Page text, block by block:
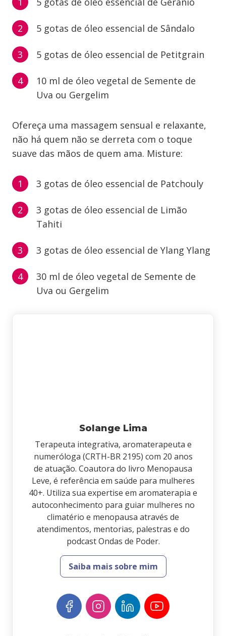
5 gotas de óleo essencial de Sândalo
5 gotas de óleo essencial de Petitgrain
10 ml de óleo vegetal de Semente de
Uva ou Gergelim
Ofereça uma massagem sensual e relaxante,
não há quem não se derreta com o toque
suave das mãos de quem ama. Misture:
3 gotas de óleo essencial de Patchouly
3 gotas de óleo essencial de Limão
Tahiti
3 gotas de óleo essencial de Ylang Ylang
30 ml de óleo vegetal de Semente de
Uva ou Gergelim
Solange Lima
Terapeuta integrativa, aromaterapeuta e
numeróloga (CRTH-BR 2195) com 20 anos
de atuação. Coautora do livro Menopausa
Leve, é referência em saúde para mulheres
40+. Utiliza sua expertise em aromaterapia e
autoconhecimento para guiar mulheres no
climatério e menopausa através de
atendimentos, mentorias, palestras e do
podcast Ondas de Poder.
Saiba mais sobre mim